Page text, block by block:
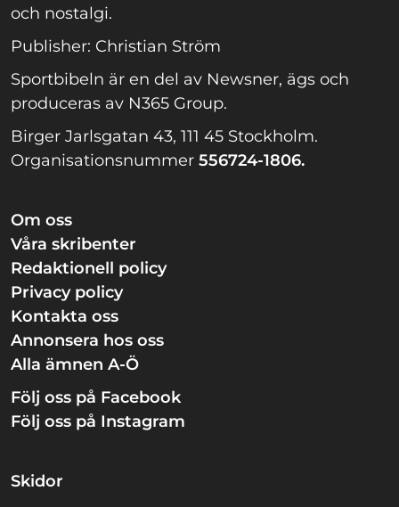
och nostalgi.
Publisher: Christian Ström
Sportbibeln är en del av Newsner, ägs och
produceras av N365 Group.
Birger Jarlsgatan 43, 111 45 Stockholm.
Organisationsnummer 556724-1806.
Om oss
Våra skribenter
Redaktionell policy
Privacy policy
Kontakta oss
Annonsera hos oss
Alla ämnen A-Ö
Följ oss på Facebook
Följ oss på Instagram
Skidor